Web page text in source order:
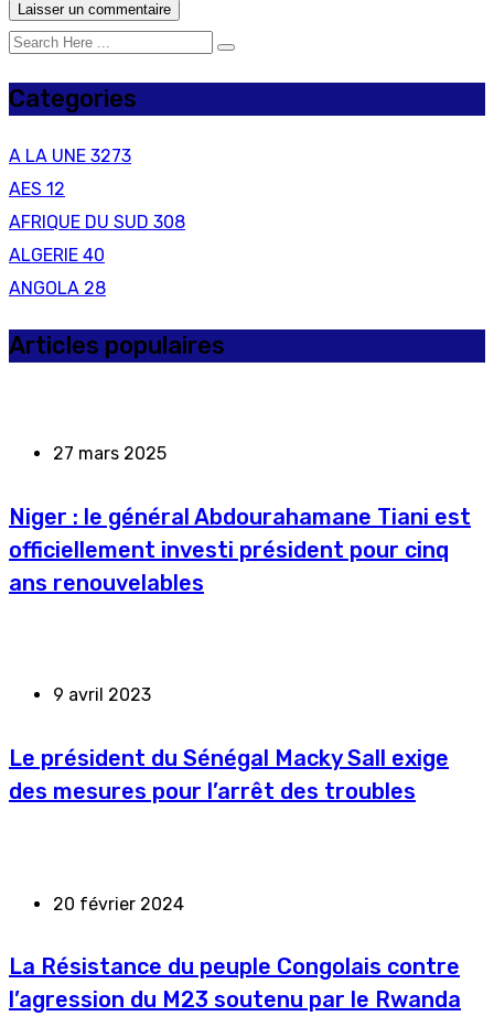
Categories
A LA UNE 3273
AES 12
AFRIQUE DU SUD 308
ALGERIE 40
ANGOLA 28
Articles populaires
27 mars 2025
Niger : le général Abdourahamane Tiani est
officiellement investi président pour cinq
ans renouvelables
9 avril 2023
Le président du Sénégal Macky Sall exige
des mesures pour l’arrêt des troubles
20 février 2024
La Résistance du peuple Congolais contre
l’agression du M23 soutenu par le Rwanda